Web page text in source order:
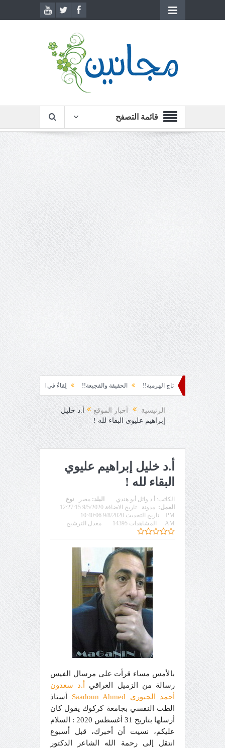
قائمة التصفح
تاج الهرمية!! الحقيقة والفجيعة!! لِقاءُ في المَطَرِ! أين القيادة!!
الرئيسية أخبار الموقع
أ.د خليل
إبراهيم عليوي البقاء لله !
أ.د خليل إبراهيم عليوي
البقاء لله !
الكاتب: أ.د وائل أبو هندي البلد: مصر
نوع
العمل: مدونة
تاريخ الاضافة 9/5/2020 12:27:15
PM
تاريخ التحديث 9/8/2020 10:40:06
AM
المشاهدات 14395 معدل الترشيح
بالأمس مساء قرأت على مرسال الفيس
رسالة من الزميل العراقي
أ.د سعدون
أحمد الجبوري Saadoun Ahmed
أستاذ
الطب النفسي بجامعة كركوك يقول كان
أرسلها بتاريخ 31 أغسطس 2020 : السلام
عليكم، نسيت أن أخبرك، قبل أسبوع
انتقل إلى رحمة الله الشاعر الدكتور